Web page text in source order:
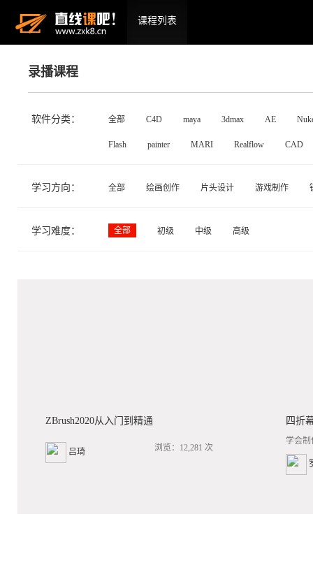
课程列表
录播课程
软件分类： 全部 C4D maya 3dmax AE
Flash painter MARI Realflow CAD
学习方向： 全部 绘画创作 片头设计 游戏制作
学习难度： 全部 初级 中级 高级
ZBrush2020从入门到精通
吕琦 浏览：12,281 次
四折
学会制